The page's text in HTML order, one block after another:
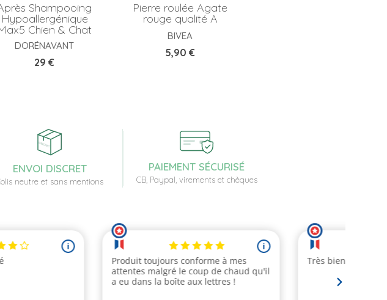
Shampooing
Hypoallergénique
Chien & Chat
DORÉNAVANT
Prix
29 €
Pierre roulée Agate
rouge qualité A
BIVEA
Prix
5,90 €
ENVOI DISCRET
neutre et sans mentions
PAIEMENT SÉCURISÉ
CB, Paypal, virements et chèques